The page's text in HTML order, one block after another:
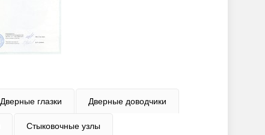
Дверные глазки Дверные доводчики
Стыковочные узлы